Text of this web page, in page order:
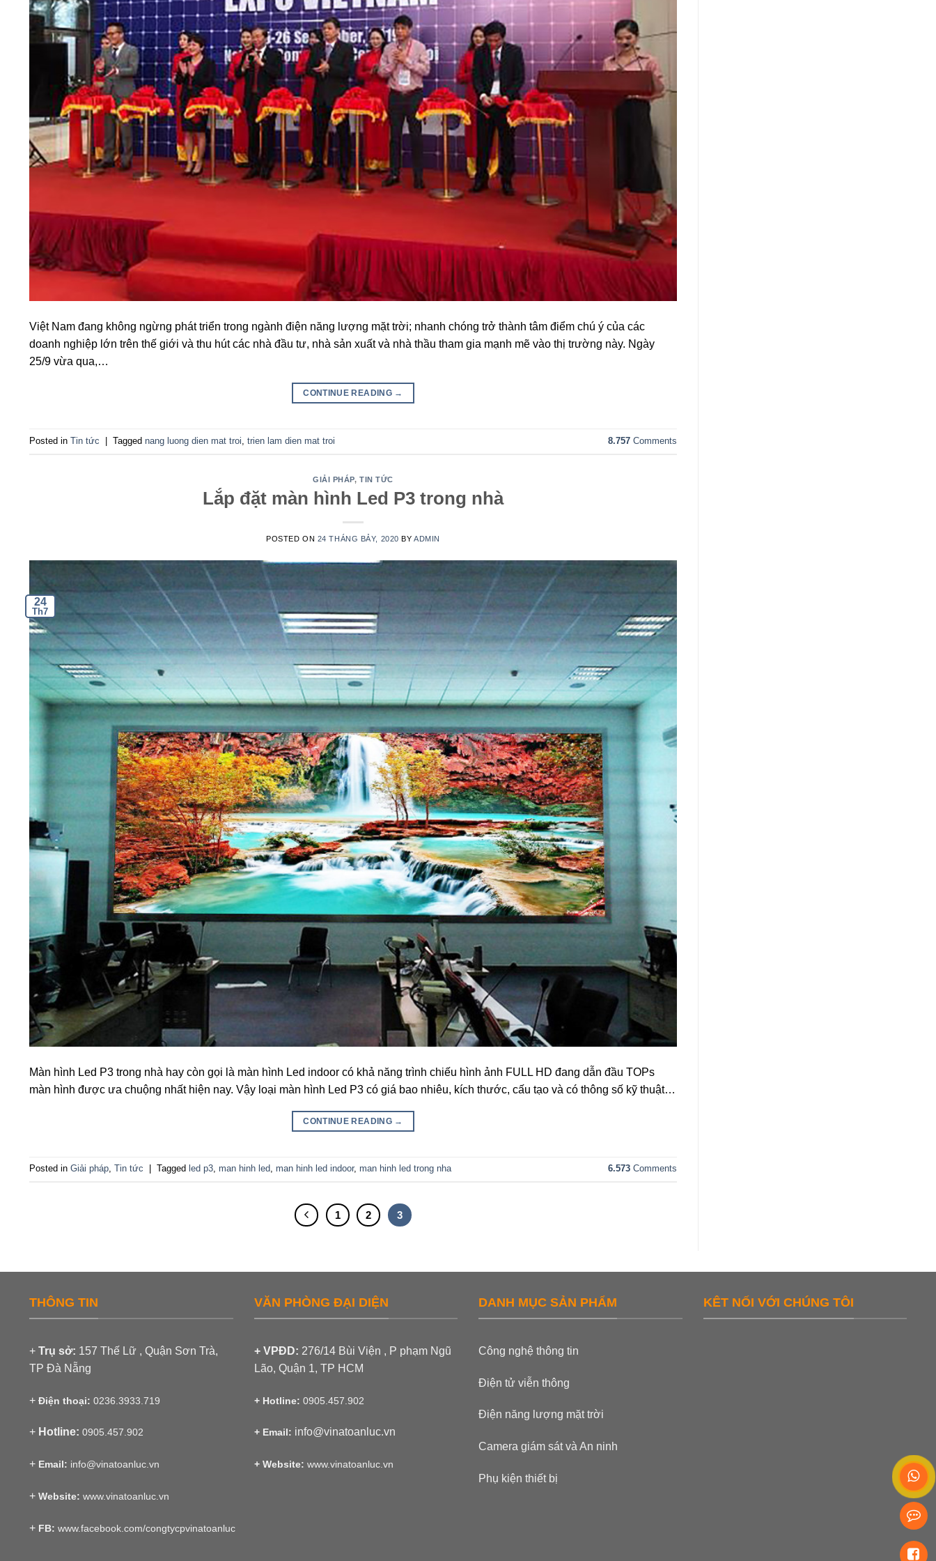
Việt Nam đang không ngừng phát triển trong ngành điện năng lượng mặt trời; nhanh chóng trở thành tâm điểm chú ý của các
doanh nghiệp lớn trên thế giới và thu hút các nhà đầu tư, nhà sản xuất và nhà thầu tham gia mạnh mẽ vào thị trường này. Ngày
25/9 vừa qua,…
CONTINUE READING →
Posted in Tin tức Tagged nang luong dien mat troi trien lam dien mat troi 8.757 Comments
GIẢI PHÁP,TIN TỨC
Lắp đặt màn hình Led P3 trong nhà
POSTED ON 24 THÁNG BẢY, 2020 BYADMIN
24
Th7
Màn hình Led P3 trong nhà hay còn gọi là màn hình Led indoor có khả năng trình chiếu hình ảnh FULL HD đang dẫn đầu TOPs
màn hình được ưa chuộng nhất hiện nay. Vậy loại màn hình Led P3 có giá bao nhiêu, kích thước, cấu tạo và có thông số kỹ thuật…
CONTINUE READING →
Posted in Giải pháp, Tin tức Tagged led p3, man hinh led, man hinh led indoor, man hinh led trong nha 6.573 Comments
1 2 3
THÔNG TIN
+ Trụ sở: 157 Thế Lữ , Quận Sơn Trà,
TP Đà Nẵng
+ Điện thoại: 0236.3933.719
+ Hotline: 0905.457.902
+ Email: info@vinatoanluc.vn
+ Website: www.vinatoanluc.vn
+ FB: www.facebook.com/congtycpvinatoanluc
VĂN PHÒNG ĐẠI DIỆN
+ VPĐD: 276/14 Bùi Viện , P phạm Ngũ
Lão, Quận 1, TP HCM
+ Hotline: 0905.457.902
+ Email: info@vinatoanluc.vn
+ Website: www.vinatoanluc.vn
DANH MỤC SẢN PHẨM
Công nghệ thông tin
Điện tử viễn thông
Điện năng lượng mặt trời
Camera giám sát và An ninh
Phụ kiện thiết bị
KÊT NỐI VỚI CHÚNG TÔI